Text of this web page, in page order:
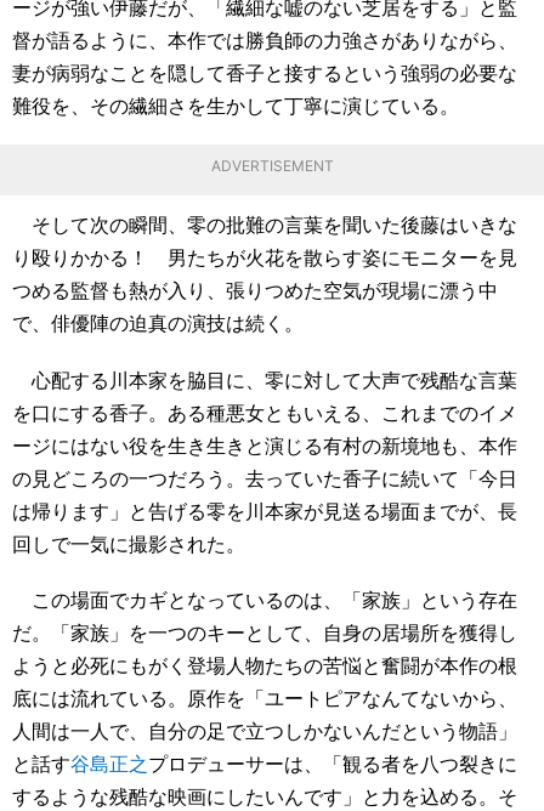
ージが強い伊藤だが、「繊細な嘘のない芝居をする」と監
督が語るように、本作では勝負師の力強さがありながら、
妻が病弱なことを隠して香子と接するという強弱の必要な
難役を、その繊細さを生かして丁寧に演じている。
ADVERTISEMENT
そして次の瞬間、零の批難の言葉を聞いた後藤はいきな
り殴りかかる！ 男たちが火花を散らす姿にモニターを見
つめる監督も熱が入り、張りつめた空気が現場に漂う中
で、俳優陣の迫真の演技は続く。
心配する川本家を脇目に、零に対して大声で残酷な言葉
を口にする香子。ある種悪女ともいえる、これまでのイメ
ージにはない役を生き生きと演じる有村の新境地も、本作
の見どころの一つだろう。去っていた香子に続いて「今日
は帰ります」と告げる零を川本家が見送る場面までが、長
回しで一気に撮影された。
この場面でカギとなっているのは、「家族」という存在
だ。「家族」を一つのキーとして、自身の居場所を獲得し
ようと必死にもがく登場人物たちの苦悩と奮闘が本作の根
底には流れている。原作を「ユートピアなんてないから、
人間は一人で、自分の足で立つしかないんだという物語」
と話す谷島正之プロデューサーは、「観る者を八つ裂きに
するような残酷な映画にしたいんです」と力を込める。そ